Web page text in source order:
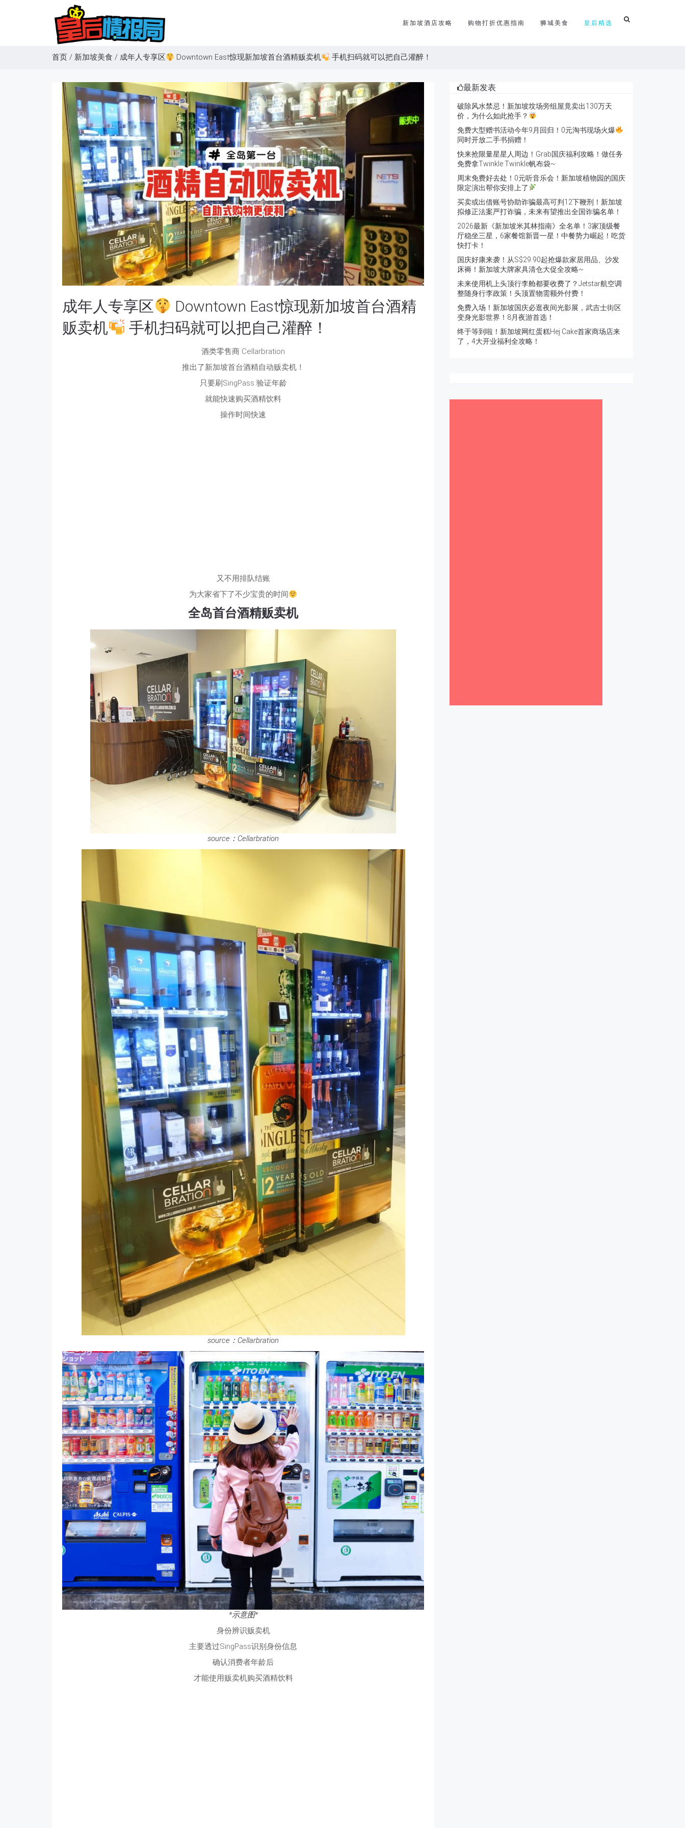
新加坡酒店攻略 购物打折优惠指南 狮城美食 皇后精选
首页 / 新加坡美食 / 成年人专享区 Downtown East惊现新加坡首台酒精贩卖机 手机扫码就可以把自己灌醉！
成年人专享区
Downtown East惊现新加坡首台酒精
贩卖机
手机扫码就可以把自己灌醉！
酒类零售商 Cellarbration
推出了新加坡首台酒精自动贩卖机！
只要刷 SingPass 验证年龄
就能快速购买酒精饮料
操作时间快速
又不用排队结账
为大家省下了不少宝贵的时间
全岛首台酒精贩卖机
source：Cellarbration
source：Cellarbration
*示意图*
身份辨识贩卖机
主要透过SingPass识别身份信息
确认消费者年龄后
才能使用贩卖机购买酒精饮料
最新发表
破除风水禁忌！新加坡坟场旁组屋竟卖出130万天
价，为什么如此抢手？
免费大型赠书活动今年9月回归！0元淘书现场火爆
同时开放二手书捐赠！
快来抢限量星星人周边！Grab国庆福利攻略！做任务
免费拿Twinkle Twinkle帆布袋~
周末免费好去处！0元听音乐会！新加坡植物园的国庆
限定演出帮你安排上了
买卖或出借账号协助诈骗最高可判12下鞭刑！新加坡
拟修正法案严打诈骗，未来有望推出全国诈骗名单！
2026最新《新加坡米其林指南》全名单！3家顶级餐
厅稳坐三星，6家餐馆新晋一星！中餐势力崛起！吃货
快打卡！
国庆好康来袭！从S$29.90起抢爆款家居用品、沙发
床褥！新加坡大牌家具清仓大促全攻略~
未来使用机上头顶行李舱都要收费了？Jetstar航空调
整随身行李政策！头顶置物需额外付费！
免费入场！新加坡国庆必逛夜间光影展，武吉士街区
变身光影世界！8月夜游首选！
终于等到啦！新加坡网红蛋糕Hej Cake首家商场店来
了，4大开业福利全攻略！